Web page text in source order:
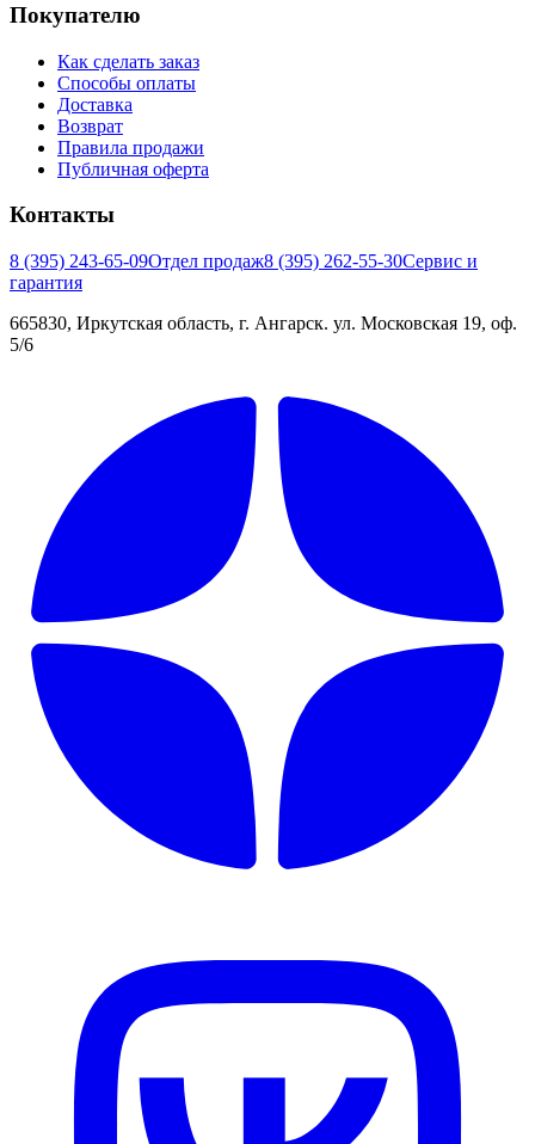
Покупателю
Как сделать заказ
Способы оплаты
Доставка
Возврат
Правила продажи
Публичная оферта
Контакты
8 (395) 243-65-09Отдел продаж8 (395) 262-55-30Сервис и
гарантия
665830, Иркутская область, г. Ангарск. ул. Московская 19, оф.
5/6